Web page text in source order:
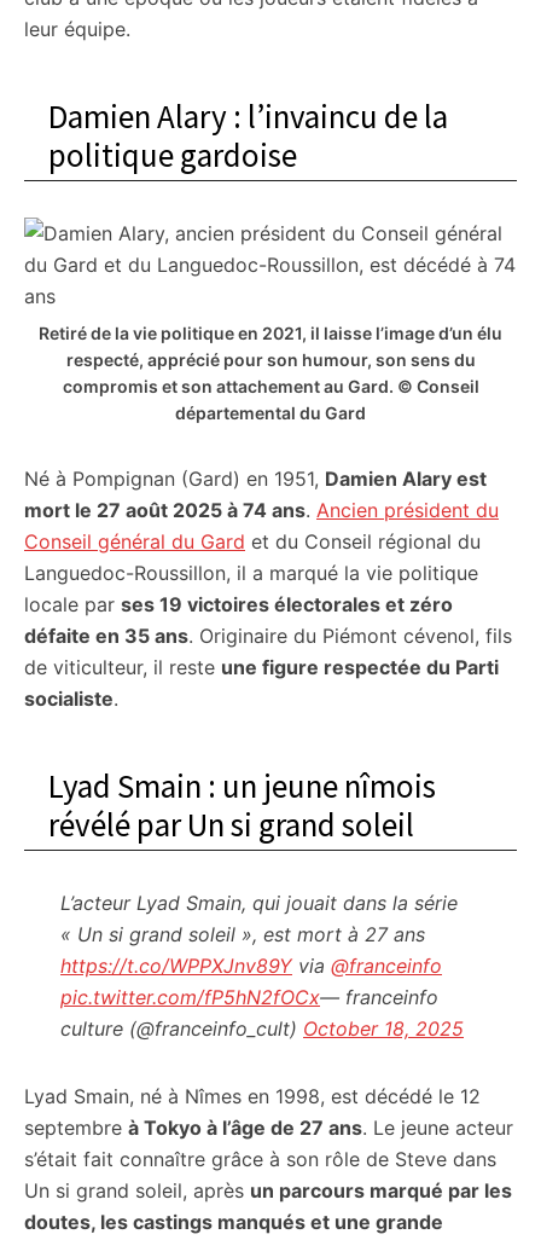
leur équipe.
Damien Alary : l’invaincu de la
politique gardoise
Retiré de la vie politique en 2021, il laisse l’image d’un élu
respecté, apprécié pour son humour, son sens du
compromis et son attachement au Gard. © Conseil
départemental du Gard
Né à Pompignan (Gard) en 1951, Damien Alary est
mort le 27 août 2025 à 74 ans. Ancien président du
Conseil général du Gard et du Conseil régional du
Languedoc-Roussillon, il a marqué la vie politique
locale par ses 19 victoires électorales et zéro
défaite en 35 ans. Originaire du Piémont cévenol, fils
de viticulteur, il reste une figure respectée du Parti
socialiste.
Lyad Smain : un jeune nîmois
révélé par Un si grand soleil
L’acteur Lyad Smain, qui jouait dans la série
« Un si grand soleil », est mort à 27 ans
https://t.co/WPPXJnv89Y via @franceinfo
pic.twitter.com/fP5hN2fOCx— franceinfo
culture (@franceinfo_cult) October 18, 2025
Lyad Smain, né à Nîmes en 1998, est décédé le 12
septembre à Tokyo à l’âge de 27 ans. Le jeune acteur
s’était fait connaître grâce à son rôle de Steve dans
Un si grand soleil, après un parcours marqué par les
doutes, les castings manqués et une grande